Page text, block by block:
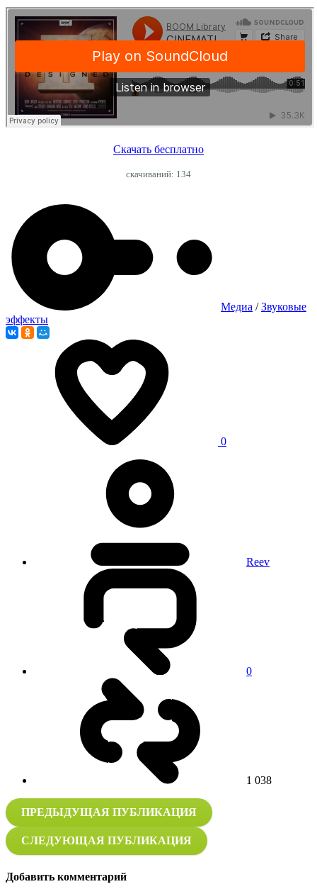
Скачать бесплатно
cкачиваний: 134
Медиа /Звуковые
эффекты
0
Reev
0
1 038
ПРЕДЫДУЩАЯ ПУБЛИКАЦИЯ
СЛЕДУЮЩАЯ ПУБЛИКАЦИЯ
Добавить комментарий